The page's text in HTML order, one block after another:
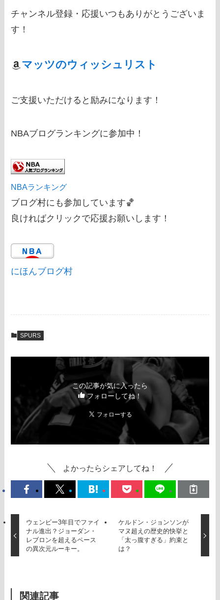
チャンネル登録・応援いつもありがとうございま
す！
マッツのウィッシュリスト
ご支援いただけると励みになります！
NBAブログランキングに参加中！
NBAランキング
ブログ村にも参加しています🏀
良ければクリックで応援お願いします！
にほんブログ村
SPURS
この記事が気に入ったら
フォローしてね！
よかったらシェアしてね！
ウェンビー3年目でファイ
ナル進出？ジョーダン・
レブロンを超えるペース
の異次元ルーキー。
ケルドン・ジョンソンが
マヌ超えの歴史的快挙と
「太っ腹すぎる」約束と
は？
関連記事